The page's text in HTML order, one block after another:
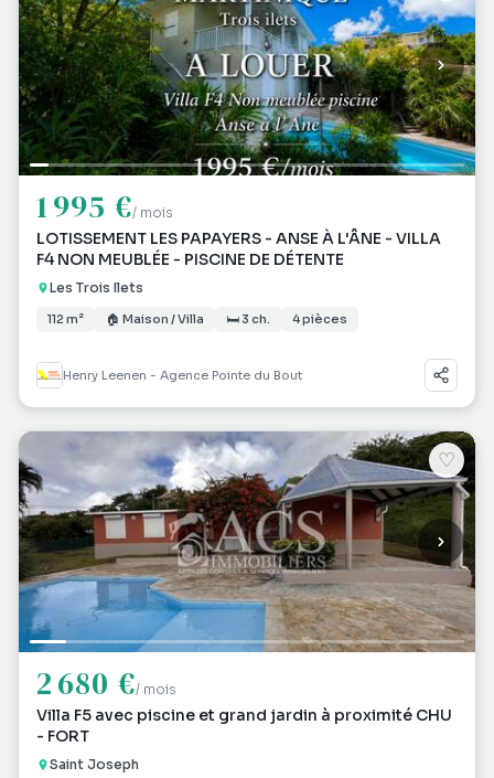
1 995 €/ mois
LOTISSEMENT LES PAPAYERS - ANSE À L'ÂNE - VILLA
F4 NON MEUBLÉE - PISCINE DE DÉTENTE
Les Trois Ilets
112 m² 🏠 Maison / Villa 🛏 3 ch. 4 pièces
Henry Leenen - Agence Pointe du Bout
♡
2 680 €/ mois
Villa F5 avec piscine et grand jardin à proximité CHU
- FORT
Saint Joseph